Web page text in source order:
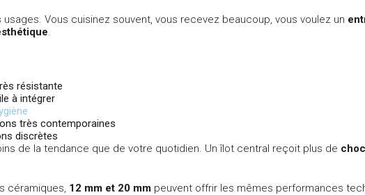
Vous cuisinez souvent, vous recevez beaucoup, vous voulez un
.
résistante
à intégrer
très contemporaines
discrètes
de la tendance que de votre quotidien. Un îlot central reçoit plus de
céramiques, 12 mm et 20 mm peuvent offrir les mêmes performances